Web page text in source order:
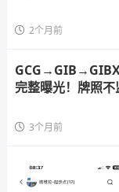
2个月前
完整曝光！牌照不
3个月前